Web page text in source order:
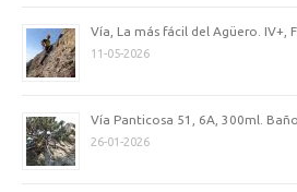
Vía, La más fácil del Agüero. IV+,
11-05-2026
Vía Panticosa 51, 6A, 300ml.
26-01-2026